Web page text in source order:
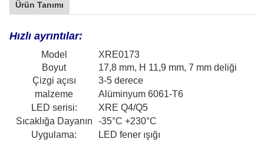
Ürün Tanımı
Hızlı ayrıntılar:
Model
XRE0173
Boyut
17,8 mm, H 11,9 mm, 7 mm deliği
Çizgi açısı
3-5 derece
malzeme
Alüminyum 6061-T6
LED serisi:
XRE Q4/Q5
Sıcaklığa Dayanın
-35°C +230°C
Uygulama:
LED fener ışığı